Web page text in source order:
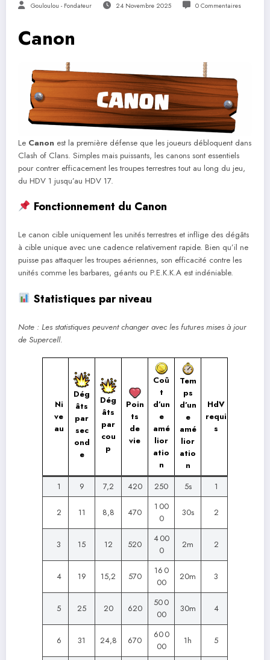
Gouloulou - Fondateur 24 Novembre 2025 0 Commentaires
Canon
Le Canon est la première défense que les joueurs débloquent dans
Clash of Clans. Simples mais puissants, les canons sont essentiels
pour contrer efficacement les troupes terrestres tout au long du jeu,
du HDV 1 jusqu’au HDV 17.
Fonctionnement du Canon
Le canon cible uniquement les unités terrestres et inflige des dégâts
à cible unique avec une cadence relativement rapide. Bien qu’il ne
puisse pas attaquer les troupes aériennes, son efficacité contre les
unités comme les barbares, géants ou P.E.K.K.A est indéniable.
Statistiques par niveau
Note : Les statistiques peuvent changer avec les futures mises à jour
de Supercell.
Ni
ve
au
Dég
âts
par
sec
ond
e
Dég
âts
par
cou
p
Poin
ts
de
vie
Coû
t
d’un
e
amé
lior
atio
n
Tem
ps
d’un
e
amé
lior
atio
n
HdV
requi
s
1 9 7,2 420 250 5s 1
2 11 8,8 470
1 00
0
30s 2
3 15 12 520
4 00
0
2m 2
4 19 15,2 570
16 0
00
20m 3
5 25 20 620
50 0
00
30m 4
6 31 24,8 670
60 0
00
1h 5